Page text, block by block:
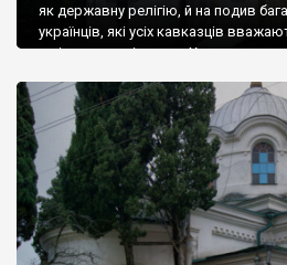
як державну релігію, й на подив
українців, які усіх кавказців
є відданими вірянами Христа